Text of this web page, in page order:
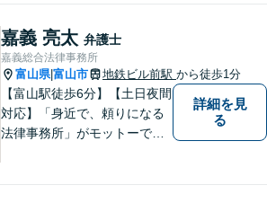
婚問題／相続問題／刑事事件
など、幅広く対応可能。【夜
間／休日対応可能】どうぞお
気軽にご相談ください。
嘉義 亮太 弁護士
嘉義総合法律事務所
富山県|富山市 地鉄ビル前駅 から徒歩1分
【富山駅徒歩6分】【土日夜間
対応】「身近で、頼りになる
法律事務所」がモットーで
詳細を見
る